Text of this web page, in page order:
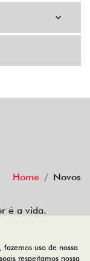
Home
é a vida.
fazemos uso de nossa
respeitamos nossa